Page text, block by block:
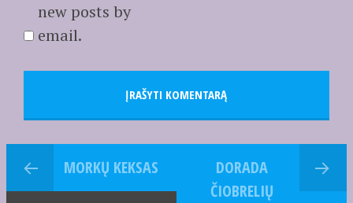
new posts by
email.
MORKŲ KEKSAS
DORADA
ČIOBRELIŲ